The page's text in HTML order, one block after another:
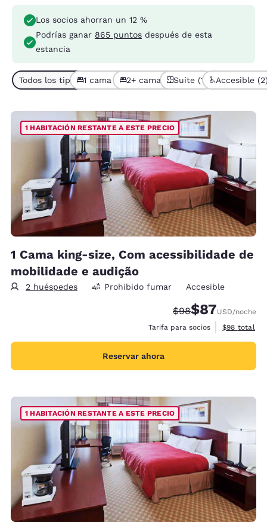
Los socios ahorran un 12 %
Podrías ganar 865 puntos después de esta
estancia
Todos los tipos de habitación (4)
1 cama (3)2+ camas (1)Suite (1) Accesible
1 HABITACIÓN RESTANTE A ESTE PRECIO
1 Cama king-size, Com acessibilidade de
mobilidade e audição
2 huéspedes Prohibido fumar Accesible
Precio tachado:
$98Precio con
$87USD/noche
Tarifa para socios
Ver
$98 total
Reservar ahora
1 HABITACIÓN RESTANTE A ESTE PRECIO